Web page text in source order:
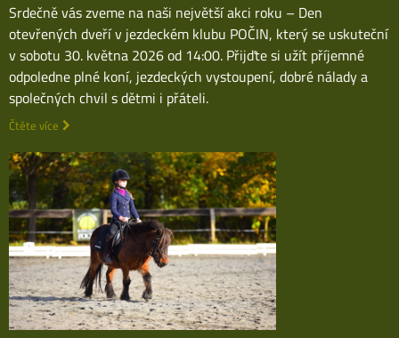
Srdečně vás zveme na naši největší akci roku – Den
otevřených dveří v jezdeckém klubu POČIN, který se uskuteční
v sobotu 30. května 2026 od 14:00. Přijďte si užít příjemné
odpoledne plné koní, jezdeckých vystoupení, dobré nálady a
společných chvil s dětmi i přáteli.
Čtěte více